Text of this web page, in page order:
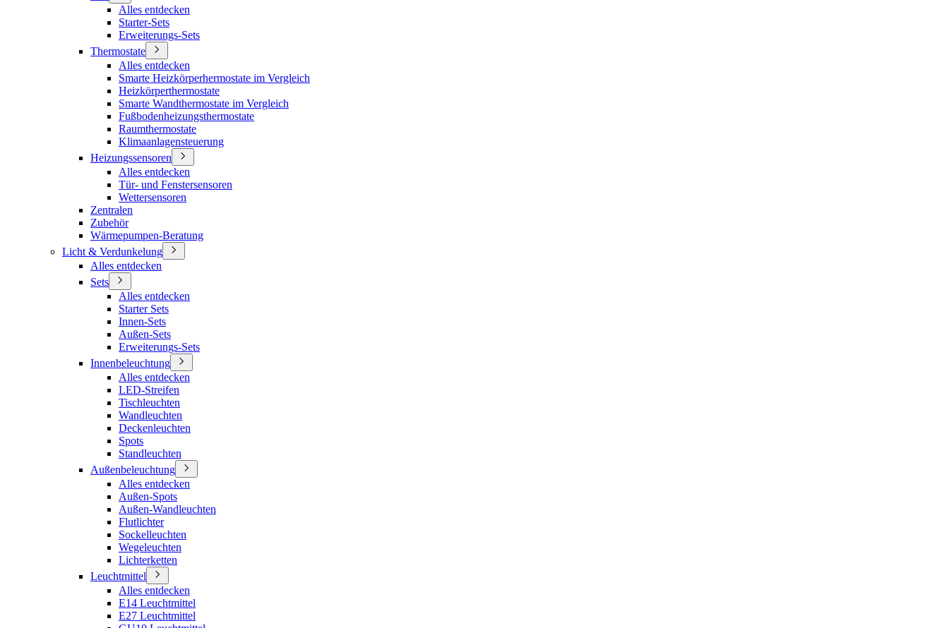
Alles entdecken
Starter-Sets
Erweiterungs-Sets
Thermostate
Alles entdecken
Smarte Heizkörperhermostate im Vergleich
Heizkörperthermostate
Smarte Wandthermostate im Vergleich
Fußbodenheizungsthermostate
Raumthermostate
Klimaanlagensteuerung
Heizungssensoren
Alles entdecken
Tür- und Fenstersensoren
Wettersensoren
Zentralen
Zubehör
Wärmepumpen-Beratung
Licht & Verdunkelung
Alles entdecken
Sets
Alles entdecken
Starter Sets
Innen-Sets
Außen-Sets
Erweiterungs-Sets
Innenbeleuchtung
Alles entdecken
LED-Streifen
Tischleuchten
Wandleuchten
Deckenleuchten
Spots
Standleuchten
Außenbeleuchtung
Alles entdecken
Außen-Spots
Außen-Wandleuchten
Flutlichter
Sockelleuchten
Wegeleuchten
Lichterketten
Leuchtmittel
Alles entdecken
E14 Leuchtmittel
E27 Leuchtmittel